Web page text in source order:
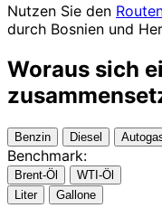
Nutzen Sie den
durch Bosnien und
Woraus sich
Benzin Diesel
Benchmark:
Brent-Öl
WTI-Öl
Liter
Gallone